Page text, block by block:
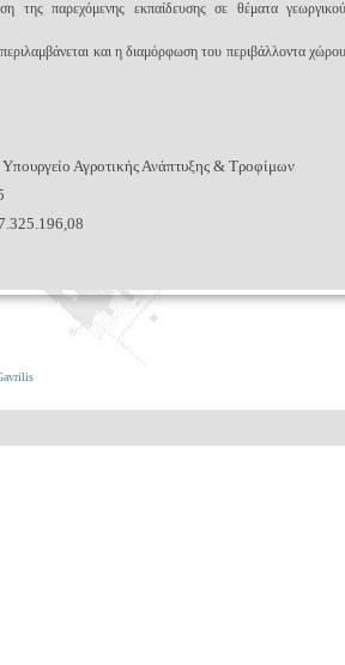
της παρεχόμενης εκπαίδευσης σε θέματα γεωργικού
και η διαμόρφωση του περιβάλλοντα χώρου
Υπουργείο Αγροτικής Ανάπτυξης & Τροφίμων